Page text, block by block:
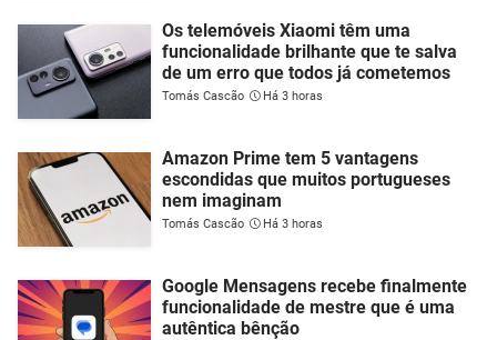
Os telemóveis Xiaomi têm uma
funcionalidade brilhante que te salva
de um erro que todos já cometemos
Tomás Cascão Há 3 horas
Amazon Prime tem 5 vantagens
escondidas que muitos portugueses
nem imaginam
Tomás Cascão Há 3 horas
Google Mensagens recebe finalmente
funcionalidade de mestre que é uma
autêntica bênção